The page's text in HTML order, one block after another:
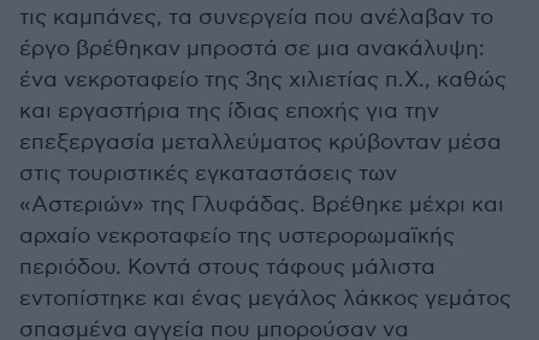
τις καμπάνες, τα συνεργεία που ανέλαβαν το
έργο βρέθηκαν μπροστά σε μια ανακάλυψη:
ένα νεκροταφείο της 3ης χιλιετίας π.Χ., καθώς
και εργαστήρια της ίδιας εποχής για την
επεξεργασία μεταλλεύματος κρύβονταν μέσα
στις τουριστικές εγκαταστάσεις των
«Αστεριών» της Γλυφάδας. Βρέθηκε μέχρι και
αρχαίο νεκροταφείο της υστερορωμαϊκής
περιόδου. Κοντά στους τάφους μάλιστα
εντοπίστηκε και ένας μεγάλος λάκκος γεμάτος
σπασμένα αγγεία που μπορούσαν να